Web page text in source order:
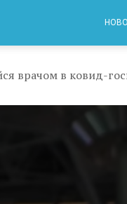
врачом в ковид-